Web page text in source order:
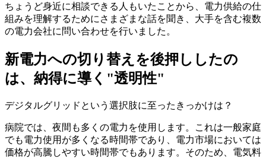
ちょうど身近に相談できる人もいたことから、電力供給の仕
組みを理解するためにさまざまな話を聞き、大手を含む複数
の電力会社に問い合わせを行いました。
新電力への切り替えを後押ししたの
は、納得に導く"透明性"
デジタルグリッドという選択肢に至ったきっかけは？
病院では、夜間も多くの電力を使用します。これは一般家庭
でも電力使用が多くなる時間帯であり、電力市場においては
価格が高騰しやすい時間帯でもあります。そのため、電気料